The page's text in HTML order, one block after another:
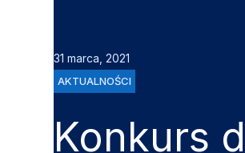
31 marca, 2021
AKTUALNOŚCI
Konkurs